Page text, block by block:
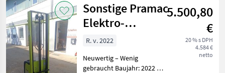
skladová
technika /
Sonstige
Sonstige Pramac
Elektro-
Deichselstapler
LX Duplex 12/35
5.500,80
€
20 % s DPH
4.584 €
netto
R. v. 2022
Neuwertig – Wenig
gebraucht Baujahr: 2022 Mit